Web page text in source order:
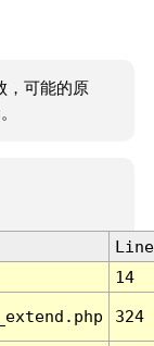
，可能的原
Line
14
324